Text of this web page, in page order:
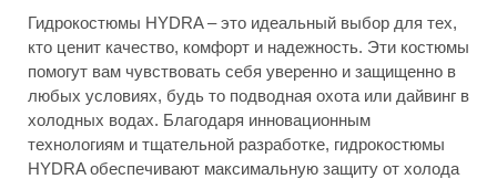
Гидрокостюмы HYDRA – это идеальный выбор для тех,
кто ценит качество, комфорт и надежность. Эти костюмы
помогут вам чувствовать себя уверенно и защищенно в
любых условиях, будь то подводная охота или дайвинг в
холодных водах. Благодаря инновационным
технологиям и тщательной разработке, гидрокостюмы
HYDRA обеспечивают максимальную защиту от холода